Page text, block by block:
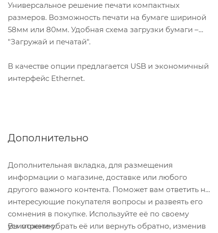
Универсальное решение печати компактных
размеров. Возможность печати на бумаге шириной
58мм или 80мм. Удобная схема загрузки бумаги –
"Загружай и печатай".
В качестве опции предлагается USB и экономичный
интерфейс Ethernet.
Дополнительно
Дополнительная вкладка, для размещения
информации о магазине, доставке или любого
другого важного контента. Поможет вам ответить на
интересующие покупателя вопросы и развеять его
сомнения в покупке. Используйте её по своему
усмотрению.
Вы можете убрать её или вернуть обратно, изменив